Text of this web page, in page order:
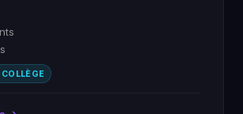
COLLÈGE